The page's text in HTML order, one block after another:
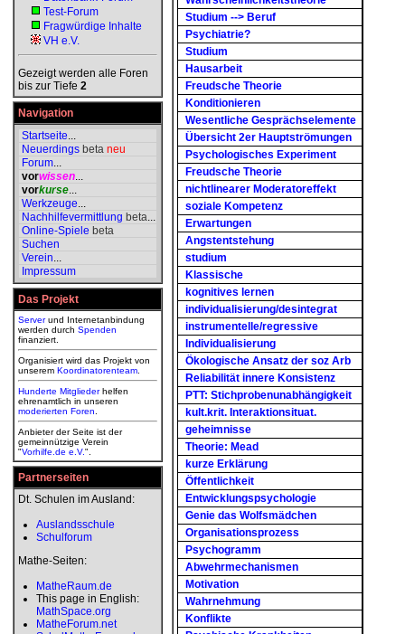
Test-Forum
Fragwürdige Inhalte
VH e.V.
Gezeigt werden alle Foren
bis zur Tiefe 2
Navigation
Startseite...
Neuerdings beta neu
Forum...
vorwissen...
vorkurse...
Werkzeuge...
Nachhilfevermittlung beta...
Online-Spiele beta
Suchen
Verein...
Impressum
Das Projekt
Serverund Internetanbindung
werden durch Spenden
finanziert.
Organisiert wird das Projekt von
unserem Koordinatorenteam
Hunderte Mitgliederhelfen
ehrenamtlich in unseren
moderierten Foren
Anbieter der Seite ist der
gemeinnützige Verein
"Vorhilfe.de e.V.".
Partnerseiten
Dt. Schulen im Ausland:
Auslandsschule
Schulforum
Mathe-Seiten:
MatheRaum.de
This page in English:
MathSpace.org
MatheForum.net
Studium --> Beruf
Psychiatrie?
Studium
Hausarbeit
Freudsche Theorie
Konditionieren
Wesentliche Gesprächselemente
Übersicht 2er Hauptströmungen
Psychologisches Experiment
Freudsche Theorie
nichtlinearer Moderatoreffekt
soziale Kompetenz
Erwartungen
Angstentstehung
studium
Klassische
kognitives lernen
individualisierung/desintegrat
instrumentelle/regressive
Individualisierung
Ökologische Ansatz der soz Arb
Reliabilität innere Konsistenz
PTT: Stichprobenunabhängigkeit
kult.krit. Interaktionsituat.
geheimnisse
Theorie: Mead
kurze Erklärung
Öffentlichkeit
Entwicklungspsychologie
Genie das Wolfsmädchen
Organisationsprozess
Psychogramm
Abwehrmechanismen
Motivation
Wahrnehmung
Konflikte